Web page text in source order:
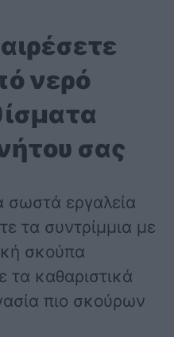
νερό
σας
σωστά εργαλεία
τα συντρίμμια με
σκούπα
τα καθαριστικά
πιο σκούρων